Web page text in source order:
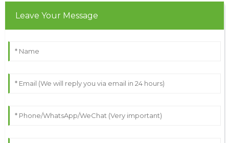
Leave Your Message